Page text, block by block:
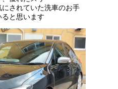
されていた洗車のお手
ると思います